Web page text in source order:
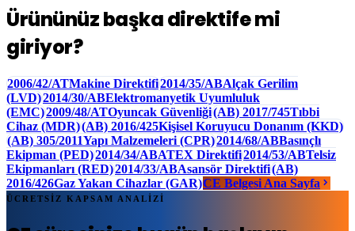
Ürününüz başka direktife mi
giriyor?
2006/42/ATMakine Direktifi2014/35/ABAlçak Gerilim
(LVD)2014/30/ABElektromanyetik Uyumluluk
(EMC)2009/48/ATOyuncak Güvenliği(AB) 2017/745Tıbbi
Cihaz (MDR)(AB) 2016/425Kişisel Koruyucu Donanım (KKD)
(AB) 305/2011Yapı Malzemeleri (CPR)2014/68/ABBasınçlı
Ekipman (PED)2014/34/ABATEX Direktifi2014/53/ABTelsiz
Ekipmanları (RED)2014/33/ABAsansör Direktifi(AB)
2016/426Gaz Yakan Cihazlar (GAR)CE Belgesi Ana Sayfa
ÜCRETSİZ KAPSAM ANALİZİ